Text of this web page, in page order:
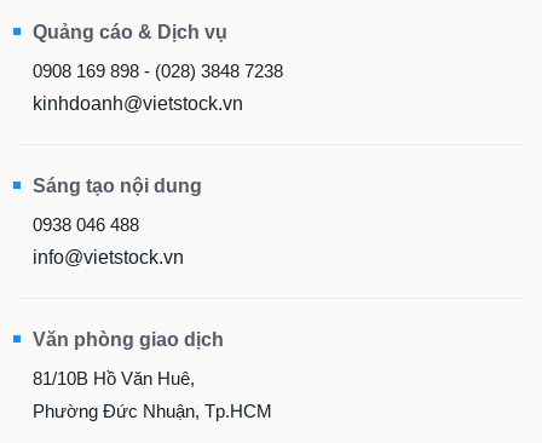
Quảng cáo & Dịch vụ
0908 169 898 - (028) 3848 7238
kinhdoanh@vietstock.vn
Sáng tạo nội dung
0938 046 488
info@vietstock.vn
Văn phòng giao dịch
81/10B Hồ Văn Huê,
Phường Đức Nhuận, Tp.HCM